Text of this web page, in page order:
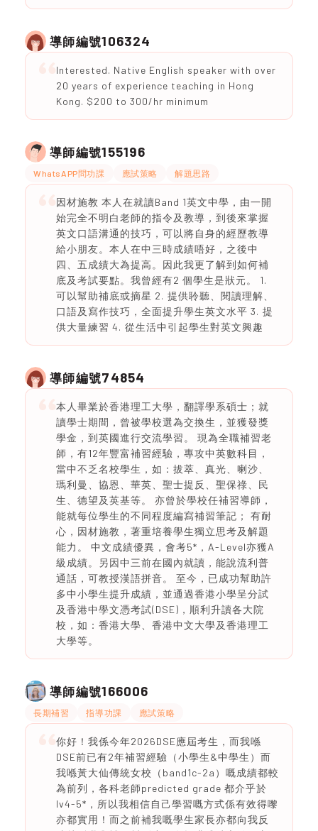
導師編號106324
Interested. Native English speaker with over
20 years of experience teaching in Hong
Kong. $200 to 300/hr minimum
導師編號155196
WhatsAPP問功課 應試策略 解題思路
因材施教 本人在就讀Band 1英文中學，由一開
始完全不明白老師的指令及教導，到後來掌握
英文口語溝通的技巧，可以將自身的經歷教導
給小朋友。本人在中三時成績唔好，之後中
四、五成績大為提高。因此我更了解到如何補
底及考試要點。我曾經有2 個學生是狀元。 1.
可以幫助補底或摘星 2. ⁠提供聆聽、閱讀理解、
口語及寫作技巧，全面提升學生英文水平 3. ⁠提
供大量練習 4. ⁠從生活中引起學生對英文興趣
導師編號74854
本人畢業於香港理工大學，翻譯學系碩士；就
讀學士期間，曾被學校選為交換生，並獲發獎
學金，到英國進行交流學習。 現為全職補習老
師，有12年豐富補習經驗，專攻中英數科目，
當中不乏名校學生，如：拔萃、真光、喇沙、
瑪利曼、協恩、華英、聖士提反、聖保祿、民
生、德望及英基等。 亦曾於學校任補習導師，
能就每位學生的不同程度編寫補習筆記； 有耐
心，因材施教，著重培養學生獨立思考及解題
能力。 中文成績優異，會考5*，A-Level亦獲A
級成績。另因中三前在國內就讀，能說流利普
通話，可教授漢語拼音。 至今，已成功幫助許
多中小學生提升成績，並通過香港小學呈分試
及香港中學文憑考試(DSE)，順利升讀各大院
校，如：香港大學、香港中文大學及香港理工
大學等。
導師編號166006
長期補習 指導功課 應試策略
你好！我係今年2026DSE應屆考生，而我喺
DSE前已有2年補習經驗（小學生&中學生）而
我喺黃大仙傳統女校（band1c-2a）嘅成績都較
為前列，各科老師predicted grade 都介乎於
lv4-5*，所以我相信自己學習嘅方式係有效得嚟
亦都實用！而之前補我嘅學生家長亦都向我反